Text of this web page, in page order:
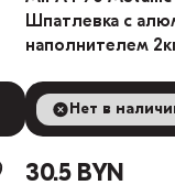
Шпатлевка с
наполнителем
В
Нет в
30.5 BYN